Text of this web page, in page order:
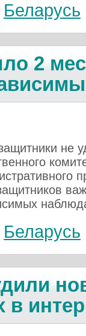
Беларусь
2
не
Беларусь